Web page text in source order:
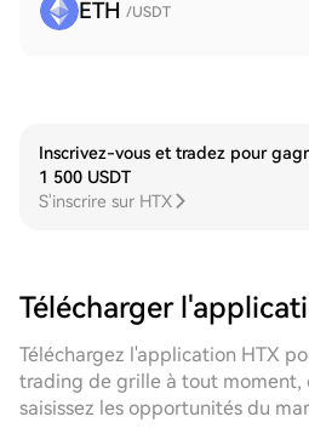
ETH /USDT
Inscrivez-vous et tradez pour
1 500 USDT
S'inscrire sur HTX
Télécharger
Téléchargez l'application HTX
trading de grille à tout moment,
saisissez les opportunités du